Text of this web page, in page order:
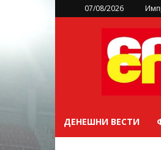
07/08/2026
ДЕНЕШНИ ВЕСТИ